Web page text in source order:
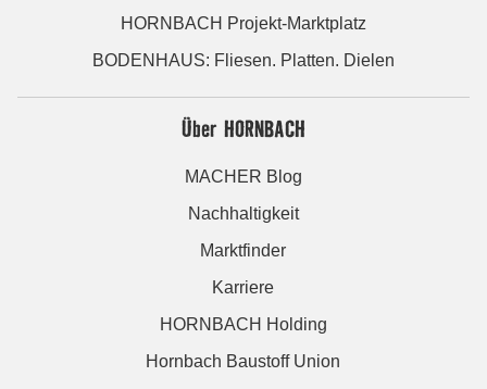
HORNBACH Projekt-Marktplatz
BODENHAUS: Fliesen. Platten. Dielen
Über HORNBACH
MACHER Blog
Nachhaltigkeit
Marktfinder
Karriere
HORNBACH Holding
Hornbach Baustoff Union